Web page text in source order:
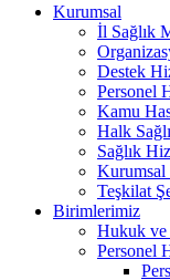
Kurumsal
İl Sağlık
Destek
Personel
Kamu
Halk
Sağlık
Kurumsal
Teşkilat
Birimlerimiz
Hukuk ve
Personel